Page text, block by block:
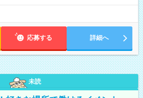
応募する 詳細へ
未読